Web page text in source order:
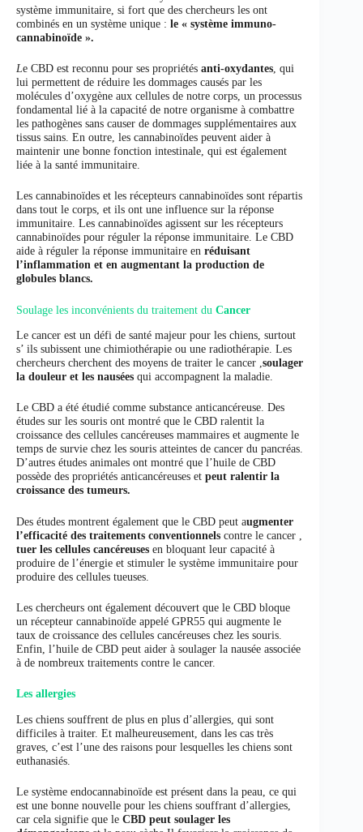
système immunitaire, si fort que des chercheurs les ont
combinés en un système unique : le « système immuno-
cannabinoïde ».
Le CBD est reconnu pour ses propriétés anti-oxydantes , qui
lui permettent de réduire les dommages causés par les
molécules d’oxygène aux cellules de notre corps, un processus
fondamental lié à la capacité de notre organisme à combattre
les pathogènes sans causer de dommages supplémentaires aux
tissus sains. En outre, les cannabinoïdes peuvent aider à
maintenir une bonne fonction intestinale, qui est également
liée à la santé immunitaire.
Les cannabinoïdes et les récepteurs cannabinoïdes sont répartis
dans tout le corps, et ils ont une influence sur la réponse
immunitaire. Les cannabinoïdes agissent sur les récepteurs
cannabinoïdes pour réguler la réponse immunitaire. Le CBD
aide à réguler la réponse immunitaire en réduisant
l’inflammation et en augmentant la production de
globules blancs.
Soulage les inconvénients du traitement du Cancer
Le cancer est un défi de santé majeur pour les chiens, surtout
s’ ils subissent une chimiothérapie ou une radiothérapie. Les
chercheurs cherchent des moyens de traiter le cancer , soulager
la douleur et les nausées qui accompagnent la maladie.
Le CBD a été étudié comme substance anticancéreuse. Des
études sur les souris ont montré que le CBD ralentit la
croissance des cellules cancéreuses mammaires et augmente le
temps de survie chez les souris atteintes de cancer du pancréas.
D’autres études animales ont montré que l’huile de CBD
possède des propriétés anticancéreuses et peut ralentir la
croissance des tumeurs.
Des études montrent également que le CBD peut augmenter
l’efficacité des traitements conventionnels contre le cancer ,
tuer les cellules cancéreuses en bloquant leur capacité à
produire de l’énergie et stimuler le système immunitaire pour
produire des cellules tueuses.
Les chercheurs ont également découvert que le CBD bloque
un récepteur cannabinoïde appelé GPR55 qui augmente le
taux de croissance des cellules cancéreuses chez les souris.
Enfin, l’huile de CBD peut aider à soulager la nausée associée
à de nombreux traitements contre le cancer.
Les allergies
Les chiens souffrent de plus en plus d’allergies, qui sont
difficiles à traiter. Et malheureusement, dans les cas très
graves, c’est l’une des raisons pour lesquelles les chiens sont
euthanasiés.
Le système endocannabinoïde est présent dans la peau, ce qui
est une bonne nouvelle pour les chiens souffrant d’allergies,
car cela signifie que le CBD peut soulager les